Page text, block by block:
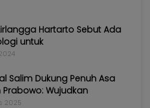
Hartarto Sebut Ada
untuk
Salim Dukung Penuh Asa
Prabowo: Wujudkan
2025